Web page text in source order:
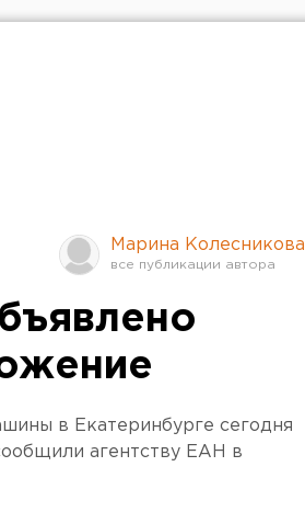
Марина Колесникова
в Екатеринбурге сегодня
агентству ЕАН в